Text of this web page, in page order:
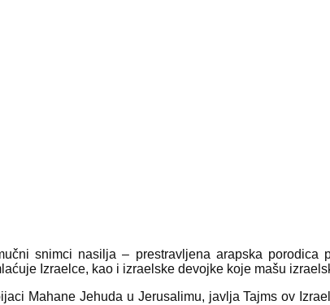
snimci nasilja – prestravljena arapska
Izraelce, kao i izraelske devojke koje mašu
Mahane Jehuda u Jerusalimu, javlja Tajms ov